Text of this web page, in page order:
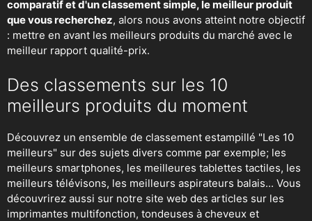
comparatif et d'un classement simple, le meilleur produit
que vous recherchez, alors nous avons atteint notre objectif
: mettre en avant les meilleurs produits du marché avec le
meilleur rapport qualité-prix.
Des classements sur les 10
meilleurs produits du moment
Découvrez un ensemble de classement estampillé "Les 10
meilleurs" sur des sujets divers comme par exemple; les
meilleurs smartphones, les meilleures tablettes tactiles, les
meilleurs télévisons, les meilleurs aspirateurs balais... Vous
découvrirez aussi sur notre site web des articles sur les
imprimantes multifonction, tondeuses à cheveux et